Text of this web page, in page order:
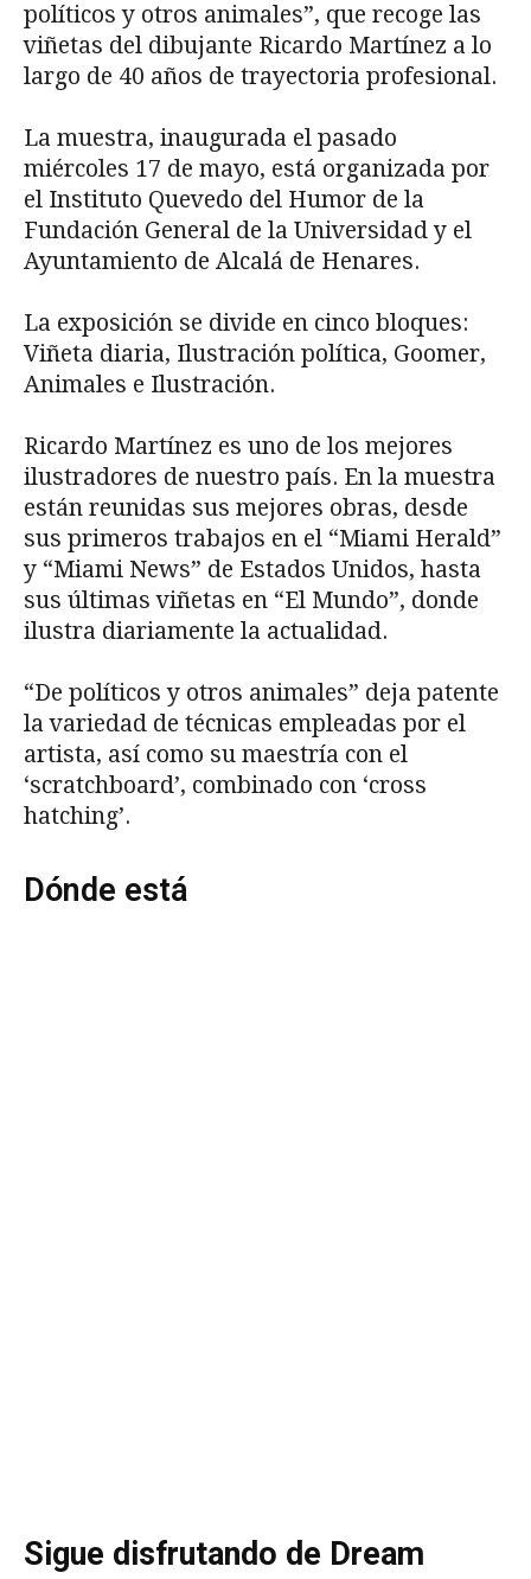
políticos y otros animales”, que recoge las
viñetas del dibujante Ricardo Martínez a lo
largo de 40 años de trayectoria profesional.
La muestra, inaugurada el pasado
miércoles 17 de mayo, está organizada por
el Instituto Quevedo del Humor de la
Fundación General de la Universidad y el
Ayuntamiento de Alcalá de Henares.
La exposición se divide en cinco bloques:
Viñeta diaria, Ilustración política, Goomer,
Animales e Ilustración.
Ricardo Martínez es uno de los mejores
ilustradores de nuestro país. En la muestra
están reunidas sus mejores obras, desde
sus primeros trabajos en el “Miami Herald”
y “Miami News” de Estados Unidos, hasta
sus últimas viñetas en “El Mundo”, donde
ilustra diariamente la actualidad.
“De políticos y otros animales” deja patente
la variedad de técnicas empleadas por el
artista, así como su maestría con el
‘scratchboard’, combinado con ‘cross
hatching’.
Dónde está
Sigue disfrutando de Dream